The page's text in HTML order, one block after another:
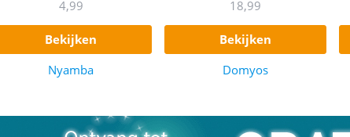
4,99
bekijken
Nyamba
18,99
bekijken
Domyos